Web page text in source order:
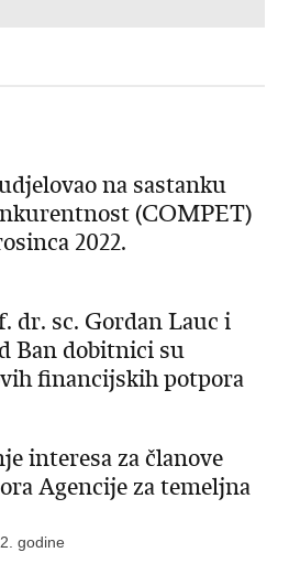
na sastanku
(COMPET)
2022.
dr. sc. Gordan Lauc i
Ban dobitnici su
financijskih potpora
interesa za članove
Agencije za temeljna
godine